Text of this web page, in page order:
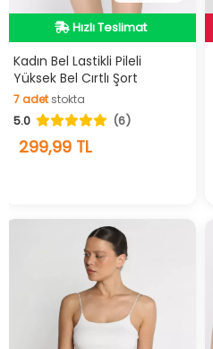
Hızlı Teslimat
Videolu Ürün
Hızlı Teslimat
Kadın Bel Lastikli Pileli
Yüksek Bel Cırtlı Şort
7adetstokta
7adetstokta
5.0 (6)
299,99 TL